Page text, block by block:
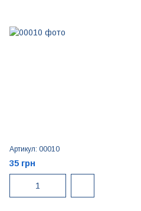
Артикул: 00010
35 грн